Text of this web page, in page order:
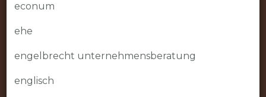
econum
ehe
engelbrecht unternehmensberatung
englisch